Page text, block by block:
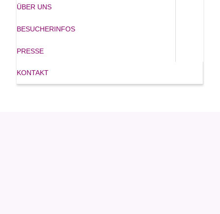
ÜBER UNS
BESUCHERINFOS
PRESSE
KONTAKT